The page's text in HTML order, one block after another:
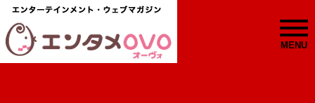
MENU